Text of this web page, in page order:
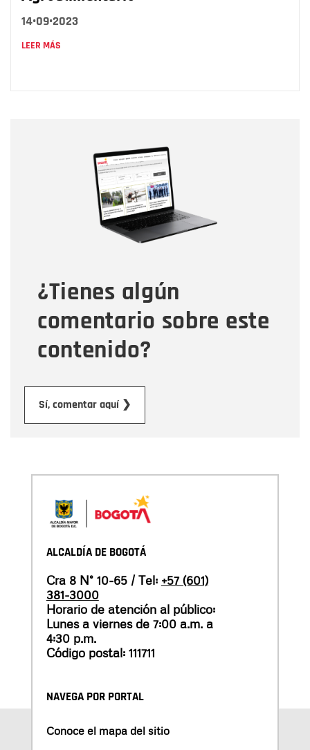
14•09•2023
LEER MÁS
¿Tienes algún
comentario sobre este
contenido?
Sí, comentar aquí ❯
Correo electrónico
Tipo de comentario
Mensaje
ALCALDÍA DE BOGOTÁ
Cra 8 N° 10-65 / Tel: +57 (601)
381-3000
Horario de atención al público:
Lunes a viernes de 7:00 a.m. a
4:30 p.m.
Código postal: 111711
NAVEGA POR PORTAL
Conoce el mapa del sitio